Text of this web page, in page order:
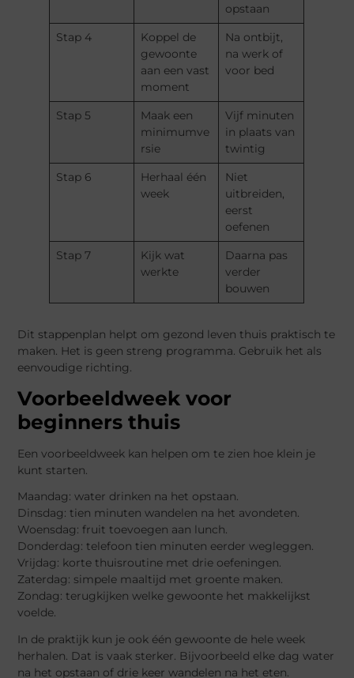
opstaan
Stap 4
Koppel de
gewoonte
aan een vast
moment
Na ontbijt,
na werk of
voor bed
Stap 5
Maak een
minimumve
rsie
Vijf minuten
in plaats van
twintig
Stap 6
Herhaal één
week
Niet
uitbreiden,
eerst
oefenen
Stap 7
Kijk wat
werkte
Daarna pas
verder
bouwen
Dit stappenplan helpt om gezond leven thuis praktisch te
maken. Het is geen streng programma. Gebruik het als
eenvoudige richting.
Voorbeeldweek voor
beginners thuis
Een voorbeeldweek kan helpen om te zien hoe klein je
kunt starten.
Maandag: water drinken na het opstaan.
Dinsdag: tien minuten wandelen na het avondeten.
Woensdag: fruit toevoegen aan lunch.
Donderdag: telefoon tien minuten eerder wegleggen.
Vrijdag: korte thuisroutine met drie oefeningen.
Zaterdag: simpele maaltijd met groente maken.
Zondag: terugkijken welke gewoonte het makkelijkst
voelde.
In de praktijk kun je ook één gewoonte de hele week
herhalen. Dat is vaak sterker. Bijvoorbeeld elke dag water
na het opstaan of drie keer wandelen na het eten.